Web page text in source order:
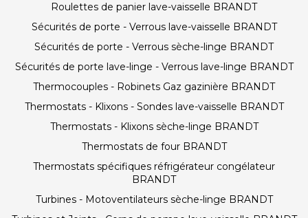
Roulettes de panier lave-vaisselle BRANDT
Sécurités de porte - Verrous lave-vaisselle BRANDT
Sécurités de porte - Verrous sèche-linge BRANDT
Sécurités de porte lave-linge - Verrous lave-linge BRANDT
Thermocouples - Robinets Gaz gazinière BRANDT
Thermostats - Klixons - Sondes lave-vaisselle BRANDT
Thermostats - Klixons sèche-linge BRANDT
Thermostats de four BRANDT
Thermostats spécifiques réfrigérateur congélateur
BRANDT
Turbines - Motoventilateurs sèche-linge BRANDT